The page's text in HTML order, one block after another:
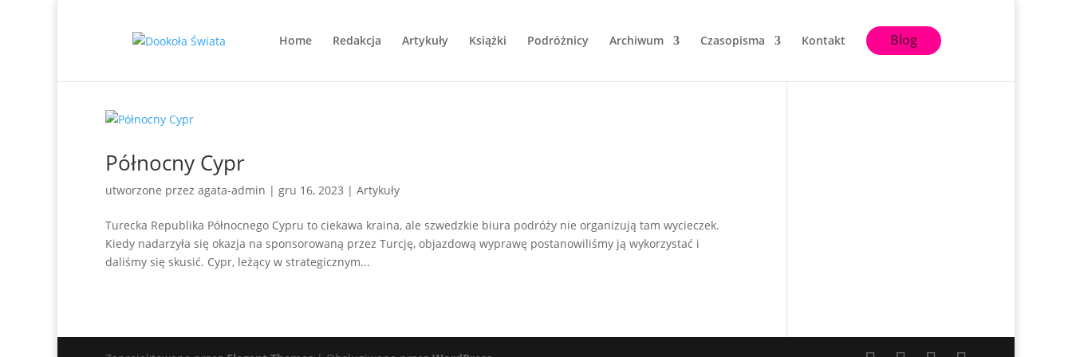
Home Redakcja Artykuły Książki Podróżnicy Archiwum Czasopisma Kontakt Blog
Północny Cypr
utworzone przez agata-admin | gru 16, 2023 | Artykuły
Turecka Republika Północnego Cypru to ciekawa kraina, ale szwedzkie biura podróży nie organizują tam wycieczek.
Kiedy nadarzyła się okazja na sponsorowaną przez Turcję, objazdową wyprawę postanowiliśmy ją wykorzystać i
daliśmy się skusić. Cypr, leżący w strategicznym...